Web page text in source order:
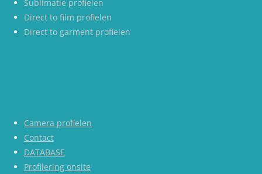
Sublimatie profielen
Direct to film profielen
Direct to garment profielen
Camera profielen
Contact
DATABASE
Profilering onsite